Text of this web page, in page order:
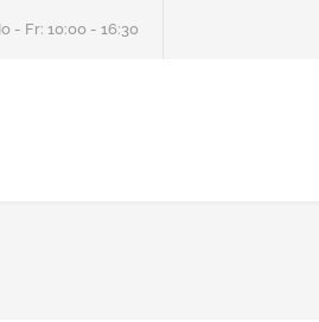
- Fr: 10:00 - 16:30